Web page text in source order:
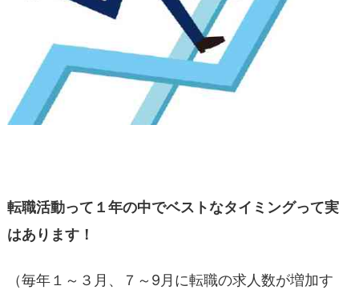
転職活動って１年の中でベストなタイミングって実
はあります！
（毎年１～３月、７～9月に転職の求人数が増加す